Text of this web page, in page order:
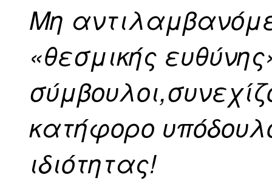
Μη
«θεσμικής
κατήφορο
ιδιότητας!